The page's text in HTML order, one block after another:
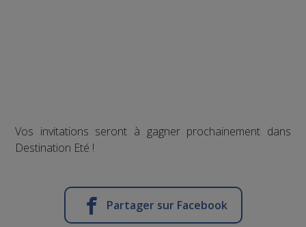
Vos invitations seront à gagner prochainement dans
Destination Eté !
Partager sur Facebook